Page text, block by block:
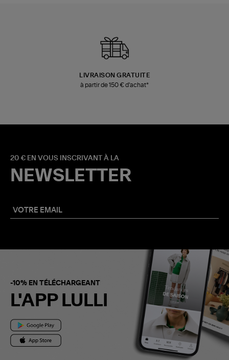
LIVRAISON GRATUITE
à partir de 150 € d'achat*
20 € EN VOUS INSCRIVANT À LA
NEWSLETTER
-10% EN TÉLÉCHARGEANT
L'APP LULLI